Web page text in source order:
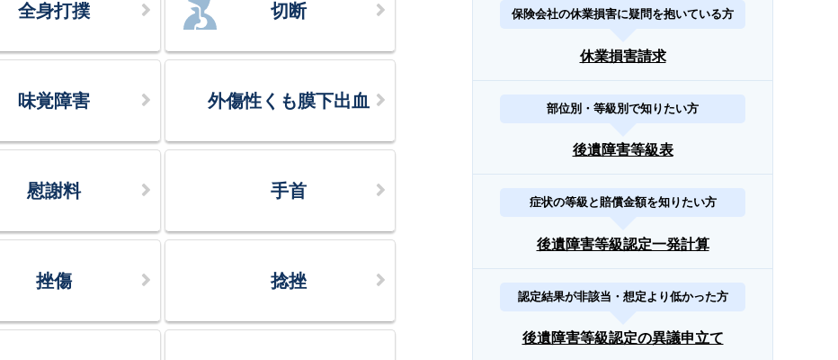
全身打撲 切断
味覚障害 外傷性くも膜下出血
慰謝料 手首
挫傷 捻挫
保険会社の休業損害に疑問を抱いている方
休業損害請求
部位別・等級別で知りたい方
後遺障害等級表
症状の等級と賠償金額を知りたい方
後遺障害等級認定一発計算
認定結果が非該当・想定より低かった方
後遺障害等級認定の異議申立て